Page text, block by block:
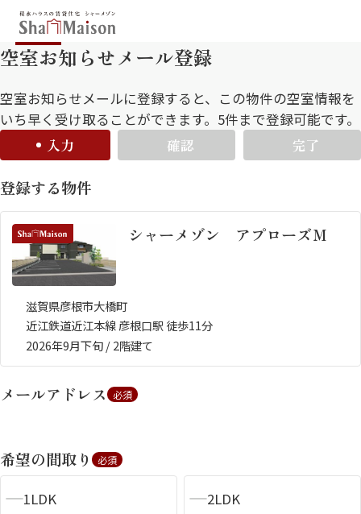
保存した条件
お気に入り
北海道
中部
九州
市区郡・路線・駅から探す
通勤・通学時間から探す
地図から探す
人気のカテゴリから探す
空室お知らせメール登録
空室お知らせメールに登録すると、この物件の空室情報を
いち早く受け取ることができます。5件まで登録可能です。
入力
確認 完了
登録する物件
シャーメゾン アプローズＭ
滋賀県彦根市大橋町
近江鉄道近江本線 彦根口駅 徒歩11分
2026年9月下旬 / 2階建て
メールアドレス 必須
希望の間取り 必須
1LDK 2LDK